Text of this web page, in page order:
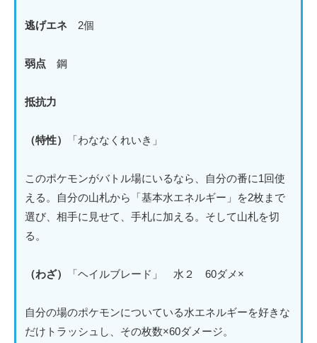
逃げエネ 2個
弱点 鋼
抵抗力
（特性） 「わななくれいき」
このポケモンがバトル場にいるなら、自分の番に1回使
える。自分の山札から「基本水エネルギー」を2枚まで
選び、相手に見せて、手札に加える。そして山札を切
る。
（わざ） 「ヘイルブレード」 水２ 60ダメ×
自分の場のポケモンについている水エネルギーを好きな
だけトラッシュし、その枚数×60ダメージ。